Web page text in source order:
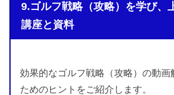
9.ゴルフ戦略（攻略）を学び、
講座と資料
効果的なゴルフ戦略（攻略）の動画
ためのヒントをご紹介します。